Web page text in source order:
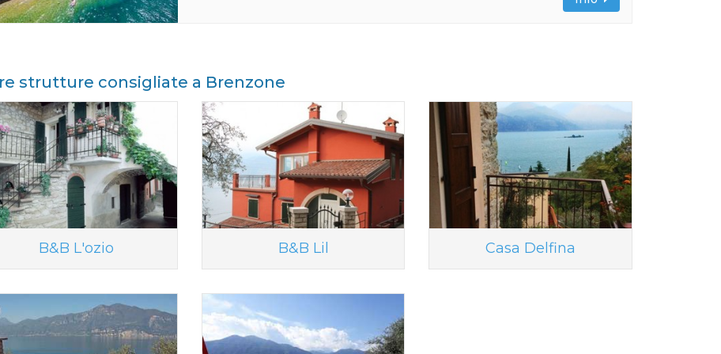
strutture consigliate a Brenzone
B&B L'ozio B&B Lil Casa Delfina